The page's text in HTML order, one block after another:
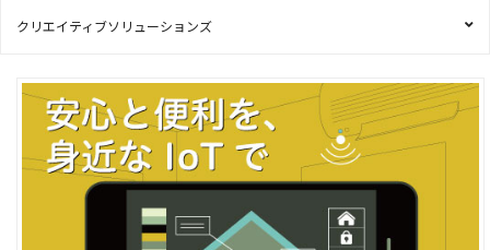
クリエイティブソリューションズ